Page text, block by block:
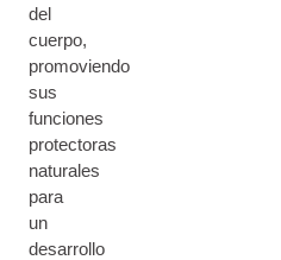
del
cuerpo,
promoviendo
sus
funciones
protectoras
naturales
para
un
desarrollo